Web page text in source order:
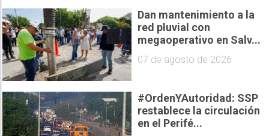
Dan mantenimiento a la
red pluvial con
megaoperativo en Salv...
07 de agosto de 2026
#OrdenYAutoridad: SSP
restablece la circulación
en el Perifé...